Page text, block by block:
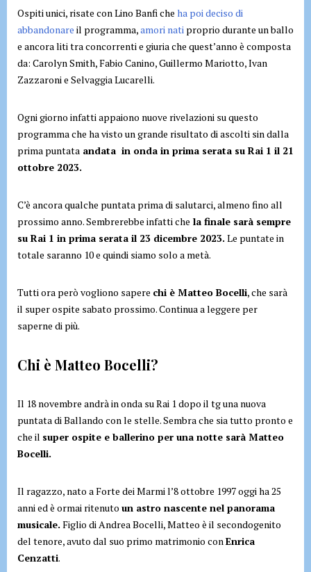
Ospiti unici, risate con Lino Banfi che ha poi deciso di
abbandonare il programma,amori nati proprio durante un ballo
e ancora liti tra concorrenti e giuria che quest’anno è composta
da: Carolyn Smith, Fabio Canino, Guillermo Mariotto, Ivan
Zazzaroni e Selvaggia Lucarelli.
Ogni giorno infatti appaiono nuove rivelazioni su questo
programma che ha visto un grande risultato di ascolti sin dalla
prima puntata andata in onda in prima serata su Rai 1 il 21
ottobre 2023.
C’è ancora qualche puntata prima di salutarci, almeno fino all
prossimo anno. Sembrerebbe infatti che la finale sarà sempre
su Rai 1 in prima serata il 23 dicembre 2023. Le puntate in
totale saranno 10 e quindi siamo solo a metà.
Tutti ora però vogliono sapere chi è Matteo Bocelli, che sarà
il super ospite sabato prossimo. Continua a leggere per
saperne di più.
Chi è Matteo Bocelli?
Il 18 novembre andrà in onda su Rai 1 dopo il tg una nuova
puntata di Ballando con le stelle. Sembra che sia tutto pronto e
che il super ospite e ballerino per una notte sarà Matteo
Bocelli.
Il ragazzo, nato a Forte dei Marmi l’8 ottobre 1997 oggi ha 25
anni ed è ormai ritenuto un astro nascente nel panorama
musicale. Figlio di Andrea Bocelli, Matteo è il secondogenito
del tenore, avuto dal suo primo matrimonio conEnrica
Cenzatti.